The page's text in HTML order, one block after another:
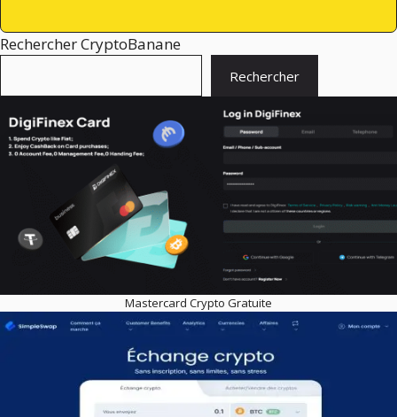
Rechercher CryptoBanane
Rechercher
Mastercard Crypto Gratuite